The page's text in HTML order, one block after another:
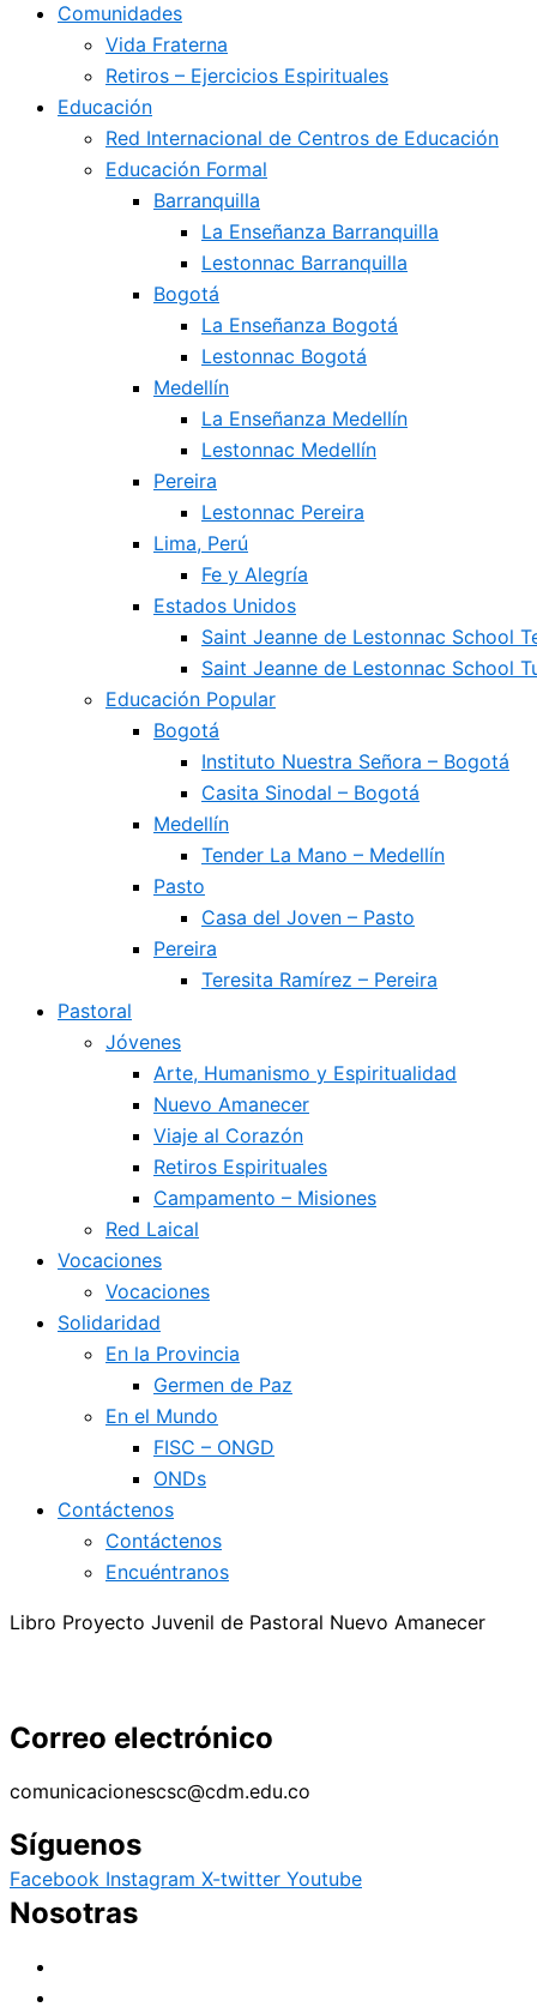
Comunidades
Vida Fraterna
Retiros – Ejercicios Espirituales
Educación
Red Internacional de Centros de Educación
Educación Formal
Barranquilla
La Enseñanza Barranquilla
Lestonnac Barranquilla
Bogotá
La Enseñanza Bogotá
Lestonnac Bogotá
Medellín
La Enseñanza Medellín
Lestonnac Medellín
Pereira
Lestonnac Pereira
Lima, Perú
Fe y Alegría
Estados Unidos
Saint Jeanne de Lestonnac School
Saint Jeanne de Lestonnac School
Educación Popular
Bogotá
Instituto Nuestra Señora – Bogotá
Casita Sinodal – Bogotá
Medellín
Tender La Mano – Medellín
Pasto
Casa del Joven – Pasto
Pereira
Teresita Ramírez – Pereira
Pastoral
Jóvenes
Arte, Humanismo y Espiritualidad
Nuevo Amanecer
Viaje al Corazón
Retiros Espirituales
Campamento – Misiones
Red Laical
Vocaciones
Vocaciones
Solidaridad
En la Provincia
Germen de Paz
En el Mundo
FISC – ONGD
ONDs
Contáctenos
Contáctenos
Encuéntranos
Libro Proyecto Juvenil de Pastoral Nuevo Amanecer
Correo electrónico
comunicacionescsc@cdm.edu.co
Síguenos
Facebook Instagram X-twitter Youtube
Nosotras